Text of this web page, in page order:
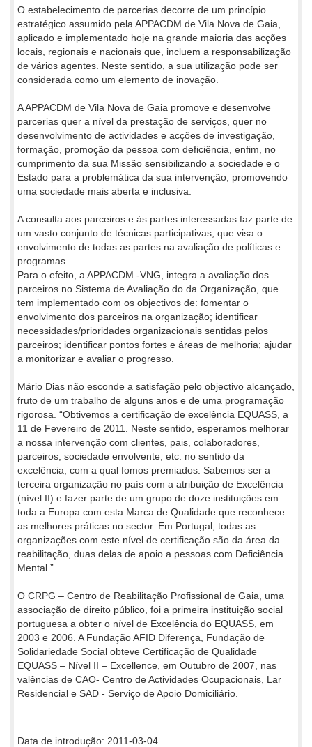
O estabelecimento de parcerias decorre de um princípio
estratégico assumido pela APPACDM de Vila Nova de Gaia,
aplicado e implementado hoje na grande maioria das acções
locais, regionais e nacionais que, incluem a responsabilização
de vários agentes. Neste sentido, a sua utilização pode ser
considerada como um elemento de inovação.
A APPACDM de Vila Nova de Gaia promove e desenvolve
parcerias quer a nível da prestação de serviços, quer no
desenvolvimento de actividades e acções de investigação,
formação, promoção da pessoa com deficiência, enfim, no
cumprimento da sua Missão sensibilizando a sociedade e o
Estado para a problemática da sua intervenção, promovendo
uma sociedade mais aberta e inclusiva.
A consulta aos parceiros e às partes interessadas faz parte de
um vasto conjunto de técnicas participativas, que visa o
envolvimento de todas as partes na avaliação de políticas e
programas.
Para o efeito, a APPACDM -VNG, integra a avaliação dos
parceiros no Sistema de Avaliação do da Organização, que
tem implementado com os objectivos de: fomentar o
envolvimento dos parceiros na organização; identificar
necessidades/prioridades organizacionais sentidas pelos
parceiros; identificar pontos fortes e áreas de melhoria; ajudar
a monitorizar e avaliar o progresso.
Mário Dias não esconde a satisfação pelo objectivo alcançado,
fruto de um trabalho de alguns anos e de uma programação
rigorosa. “Obtivemos a certificação de excelência EQUASS, a
11 de Fevereiro de 2011. Neste sentido, esperamos melhorar
a nossa intervenção com clientes, pais, colaboradores,
parceiros, sociedade envolvente, etc. no sentido da
excelência, com a qual fomos premiados. Sabemos ser a
terceira organização no país com a atribuição de Excelência
(nível II) e fazer parte de um grupo de doze instituições em
toda a Europa com esta Marca de Qualidade que reconhece
as melhores práticas no sector. Em Portugal, todas as
organizações com este nível de certificação são da área da
reabilitação, duas delas de apoio a pessoas com Deficiência
Mental.”
O CRPG – Centro de Reabilitação Profissional de Gaia, uma
associação de direito público, foi a primeira instituição social
portuguesa a obter o nível de Excelência do EQUASS, em
2003 e 2006. A Fundação AFID Diferença, Fundação de
Solidariedade Social obteve Certificação de Qualidade
EQUASS – Nível II – Excellence, em Outubro de 2007, nas
valências de CAO- Centro de Actividades Ocupacionais, Lar
Residencial e SAD - Serviço de Apoio Domiciliário.
Data de introdução: 2011-03-04